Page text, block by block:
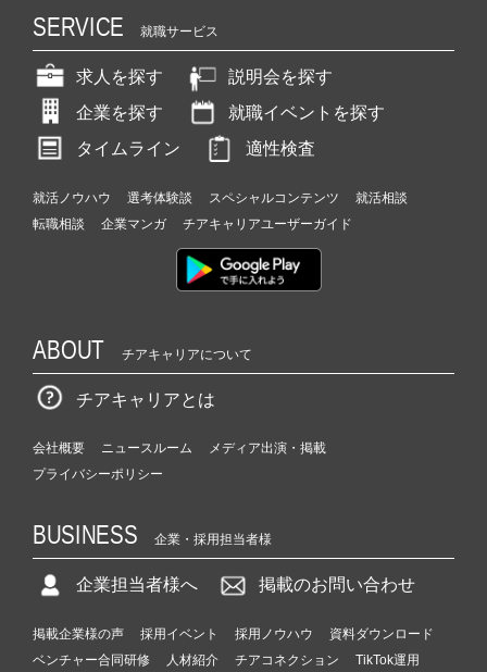
SERVICE 就職サービス
求人を探す
説明会を探す
企業を探す
就職イベントを探す
タイムライン
適性検査
就活ノウハウ 選考体験談 スペシャルコンテンツ
就活相談
転職相談
企業マンガ チアキャリアユーザーガイド
ABOUT チアキャリアについて
チアキャリアとは
会社概要 ニュースルーム
メディア出演・掲載
プライバシーポリシー
BUSINESS 企業・採用担当者様
企業担当者様へ 掲載のお問い合わせ
掲載企業様の声 採用イベント 採用ノウハウ
資料ダウンロード
ベンチャー合同研修
人材紹介 チアコネクション TikTok運用